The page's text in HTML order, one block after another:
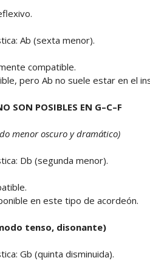
Ab (sexta menor).
compatible.
pero Ab no suele estar en el
SON POSIBLES EN G–C–F
menor oscuro y dramático)
Db (segunda menor).
en este tipo de acordeón.
tenso, disonante)
Gb (quinta disminuida).